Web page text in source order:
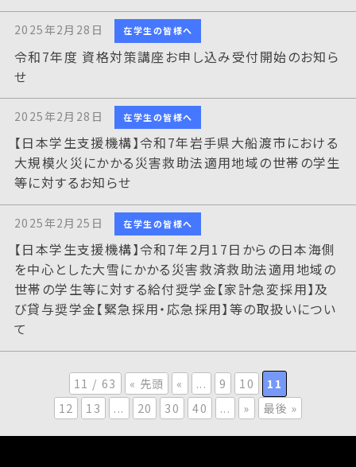
2025年2月28日 在学生の皆様へ
令和7年度 資格対策講座お申し込み受付開始のお知ら
せ
2025年2月28日 在学生の皆様へ
【日本学生支援機構】令和7年岩手県大船渡市における
大規模火災にかかる災害救助法適用地域の世帯の学生
等に対するお知らせ
2025年2月25日 在学生の皆様へ
【日本学生支援機構】令和7年2月17日からの日本海側
を中心とした大雪にかかる災害救済救助法適用地域の
世帯の学生等に対する給付奨学金【家計急変採用】及
び貸与奨学金【緊急採用・応急採用】等の取扱いについ
て
11 / 63 « 先頭 « ... 9 10
11
12
13 ... 20 30 40 ... » 最後 »